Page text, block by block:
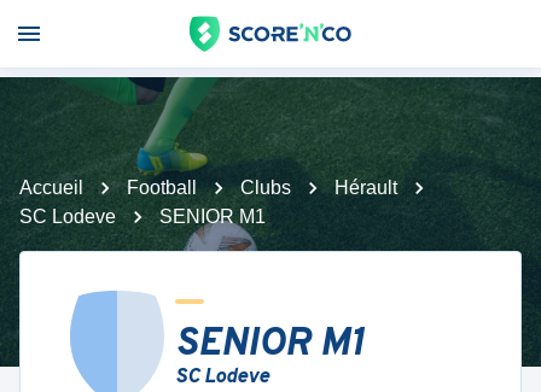
Accueil Football Clubs
Hérault
SC Lodeve
SENIOR M1
SENIOR M1
SC Lodeve